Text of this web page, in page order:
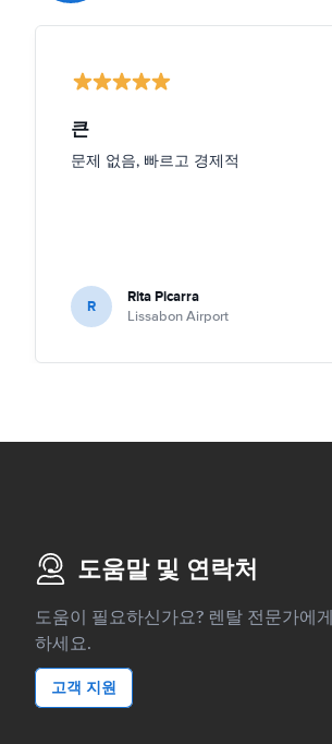
큰
문제 없음, 빠르고 경제적
R Rita Picarra
Lissabon Airport
도움말 및 연락처
도움이 필요하신가요? 렌탈 전문가에
하세요.
고객 지원